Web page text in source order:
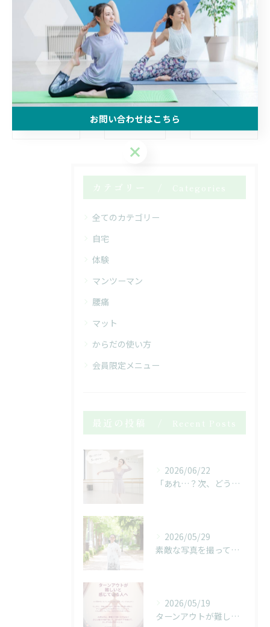
#怪我予防バレエ
#AwarenessStudioAllonge
一覧に戻る
カテゴリー Categories
全てのカテゴリー
自宅
体験
マンツーマン
腰痛
マット
からだの使い方
会員限定メニュー
最近の投稿 Recent Posts
2026/06/22
「あれ…？次、どうだったっけ…？」
2026/05/29
素敵な写真を撮っていただきました！
2026/05/19
ターンアウトが難しいと感じている人へ
お問い合わせはこちら
お問い合わせはこちら